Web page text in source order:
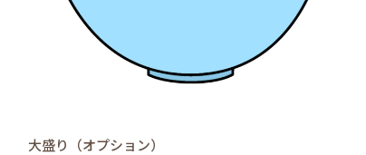
大盛り（オプション）